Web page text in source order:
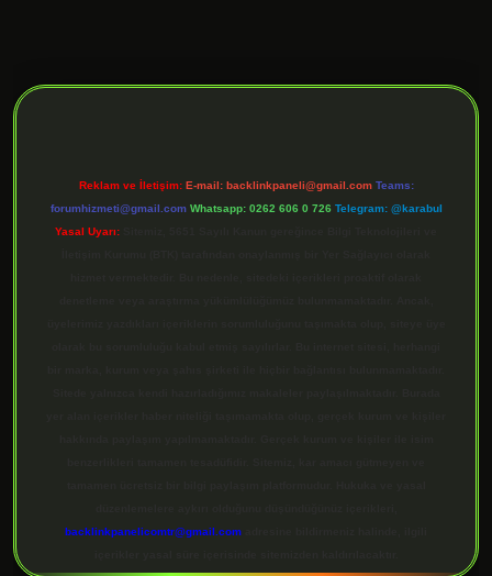
Reklam ve İletişim: E-mail: backlinkpaneli@gmail.com Teams:
forumhizmeti@gmail.com Whatsapp: 0262 606 0 726 Telegram: @karabul
Yasal Uyarı:
backlinkpanelicomtr@gmail.com